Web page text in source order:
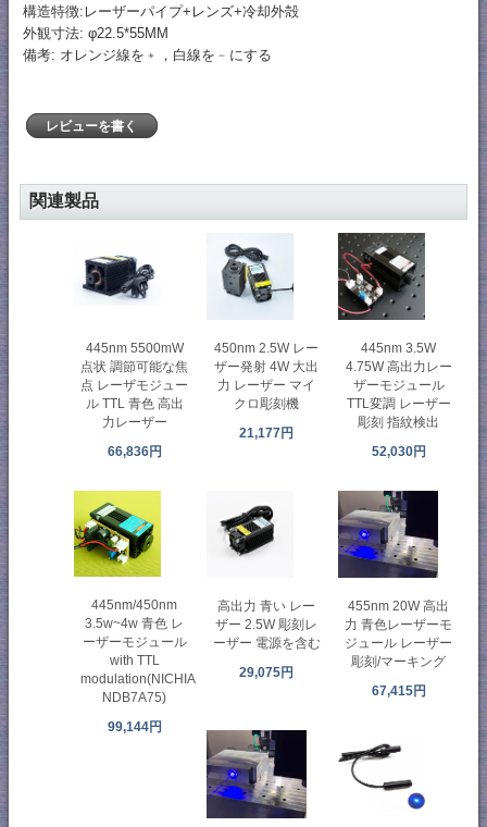
構造特徴:レーザーパイプ+レンズ+冷却外殻
外観寸法: φ22.5*55MM
備考: オレンジ線を﹢，白線を﹣にする
レビューを書く
関連製品
445nm 5500mW
点状 調節可能な焦
点 レーザモジュー
ル TTL 青色 高出
力レーザー
66,836円
450nm 2.5W レー
ザー発射 4W 大出
力 レーザー マイ
クロ彫刻機
21,177円
445nm 3.5W
4.75W 高出力レー
ザーモジュール
TTL変調 レーザー
彫刻 指紋検出
52,030円
445nm/450nm
3.5w~4w 青色 レ
ーザーモジュール
with TTL
modulation(NICHIA
NDB7A75)
99,144円
高出力 青い レー
ザー 2.5W 彫刻レ
ーザー 電源を含む
29,075円
455nm 20W 高出
力 青色レーザーモ
ジュール レーザー
彫刻/マーキング
67,415円